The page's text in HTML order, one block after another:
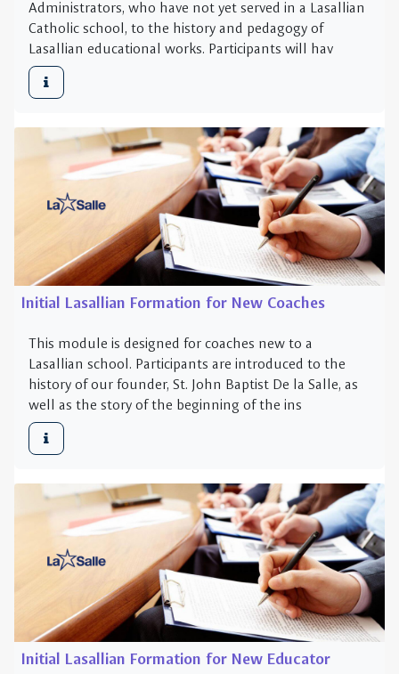
Initial Lasallian Formation for New Coaches
This module is designed for coaches new to a
Lasallian school. Participants are introduced to the
history of our founder, St. John Baptist De la Salle, as
well as the story of the beginning of the ins
Initial Lasallian Formation for New Educator
This module provides an initial introduction to the
Lasallian history and mission today. The module is
designed for new staff during their initial introduction
to the Lasallian ministry. The story of